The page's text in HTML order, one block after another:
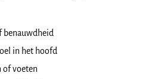
benauwdheid
in het hoofd
of voeten